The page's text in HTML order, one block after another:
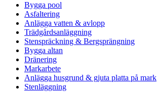
Bygga pool
Asfaltering
Anlägga vatten & avlopp
Trädgårdsanläggning
Stenspräckning & Bergsprängning
Bygga altan
Dränering
Markarbete
Anlägga husgrund & gjuta platta på mark
Stenläggning